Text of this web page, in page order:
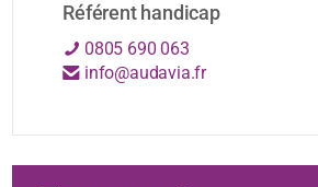
Référent handicap
0805 690 063
info@audavia.fr